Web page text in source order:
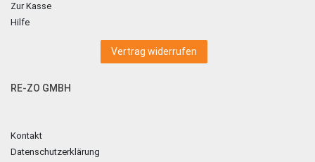
Zur Kasse
Hilfe
Vertrag widerrufen
RE-ZO GMBH
Kontakt
Datenschutzerklärung